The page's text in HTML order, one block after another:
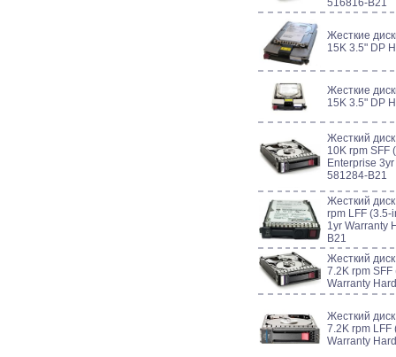
516816-B21
Жесткие
15K 3.5" DP
Жесткие
15K 3.5" DP
Жесткий
10K rpm SFF
Enterprise
581284-B21
Жесткий
rpm LFF
1yr Warranty
B21
Жесткий
7.2K rpm
Warranty
Жесткий
7.2K rpm LFF
Warranty